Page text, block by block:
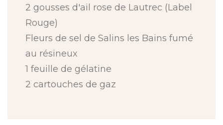
2 gousses d'ail rose de Lautrec (Label
Rouge)
Fleurs de sel de Salins les Bains fumé
au résineux
1 feuille de gélatine
2 cartouches de gaz